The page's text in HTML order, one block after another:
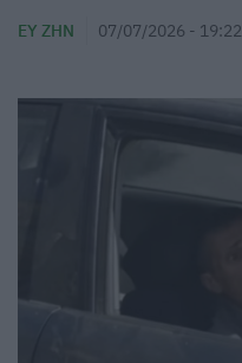
ΕΥ ΖΗΝ 07/07/2026 - 19:22